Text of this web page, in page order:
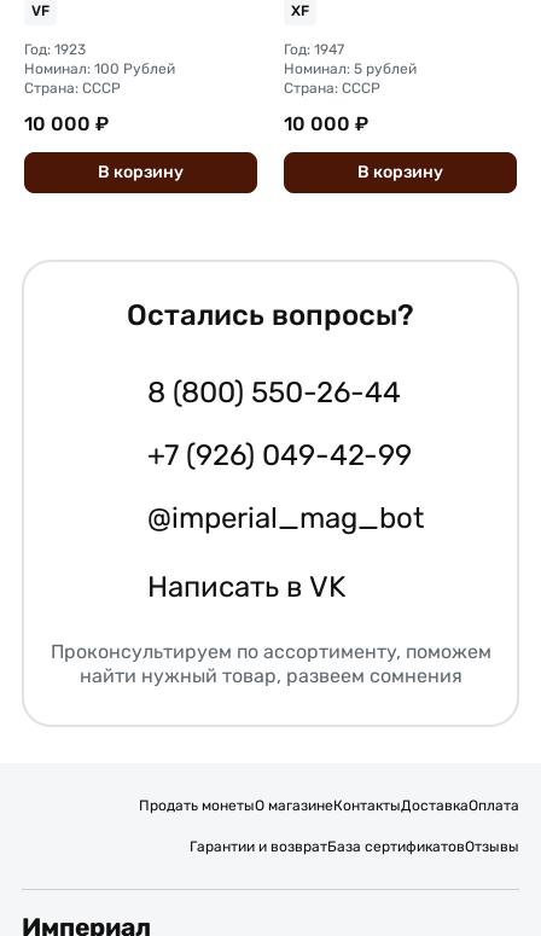
VF
Год: 1923
Номинал: 100 Рублей
Страна: СССР
10 000 ₽
В корзину
XF
Год: 1947
Номинал: 5 рублей
Страна: СССР
10 000 ₽
В корзину
Остались вопросы?
8 (800) 550-26-44
+7 (926) 049-42-99
@imperial_mag_bot
Написать в VK
Проконсультируем по ассортименту, поможем
найти нужный товар, развеем сомнения
Продать монетыО магазинеКонтактыДоставкаОплата
Гарантии и возвратБаза сертификатовОтзывы
Империал